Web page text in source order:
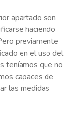
apartado son
haciendo
previamente
en el uso del
teníamos que no
capaces de
las medidas